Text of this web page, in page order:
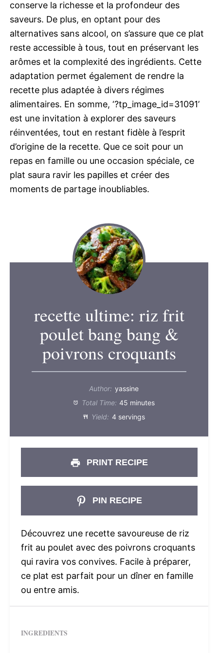
conserve la richesse et la profondeur des
saveurs. De plus, en optant pour des
alternatives sans alcool, on s’assure que ce plat
reste accessible à tous, tout en préservant les
arômes et la complexité des ingrédients. Cette
adaptation permet également de rendre la
recette plus adaptée à divers régimes
alimentaires. En somme, ‘?tp_image_id=31091’
est une invitation à explorer des saveurs
réinventées, tout en restant fidèle à l’esprit
d’origine de la recette. Que ce soit pour un
repas en famille ou une occasion spéciale, ce
plat saura ravir les papilles et créer des
moments de partage inoubliables.
recette ultime: riz frit
poulet bang bang &
poivrons croquants
Author: yassine
Total Time: 45 minutes
Yield: 4 servings
PRINT RECIPE
PIN RECIPE
Découvrez une recette savoureuse de riz
frit au poulet avec des poivrons croquants
qui ravira vos convives. Facile à préparer,
ce plat est parfait pour un dîner en famille
ou entre amis.
INGREDIENTS